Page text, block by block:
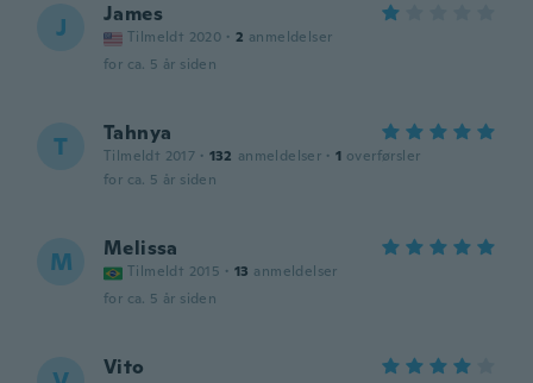
J James
Tilmeldt 2020 · 2 anmeldelser
for ca. 5 år siden
T Tahnya
Tilmeldt 2017 · 132 anmeldelser · 1 overførsler
for ca. 5 år siden
M Melissa
Tilmeldt 2015 · 13 anmeldelser
for ca. 5 år siden
Vito